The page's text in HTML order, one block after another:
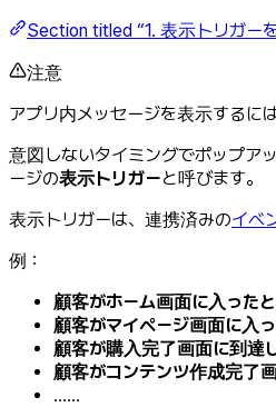
Section titled “1. 表示トリガー
注意
アプリ内メッセージを表示するには
意図しないタイミングでポップア
ージの表示トリガーと呼びます。
表示トリガーは、連携済みのイベ
例：
顧客がホーム画面に入った
顧客がマイページ画面に入
顧客が購入完了画面に到達
顧客がコンテンツ作成完了
……